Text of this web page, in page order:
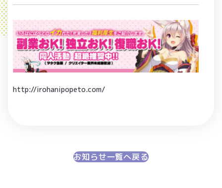
http://irohanipopeto.com/
お知らせ一覧へ戻る